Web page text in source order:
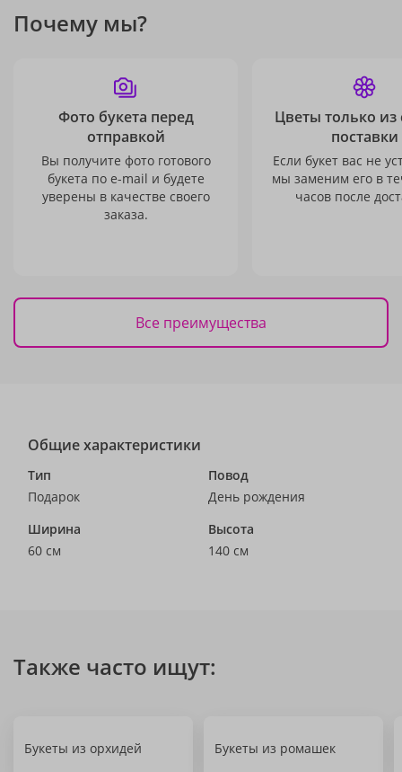
Почему мы?
Фото букета перед
отправкой
Вы получите фото готового
букета по e-mail и будете
уверены в качестве своего
заказа.
Цветы только из
поставки
Если букет вас не
мы заменим его в
часов после
Все преимущества
Общие характеристики
Тип
Подарок
Повод
День рождения
Ширина
60 см
Высота
140 см
Также часто ищут:
Букеты из орхидей Букеты из ромашек